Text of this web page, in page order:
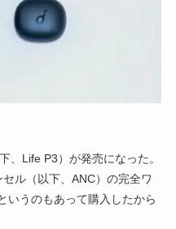
、Life P3）が発売になった。
ル（以下、ANC）の完全ワ
いうのもあって購入したから